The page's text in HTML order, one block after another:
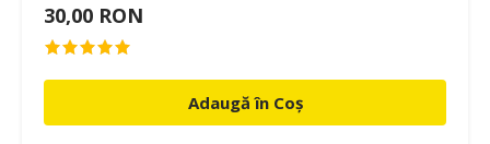
30,00 RON
Adaugă în Coș